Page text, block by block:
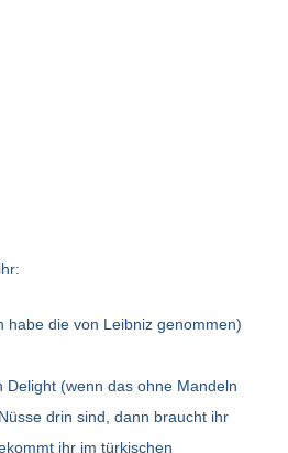
habe die von Leibniz genommen)
Delight (wenn das ohne Mandeln
drin sind, dann braucht ihr
ihr im türkischen